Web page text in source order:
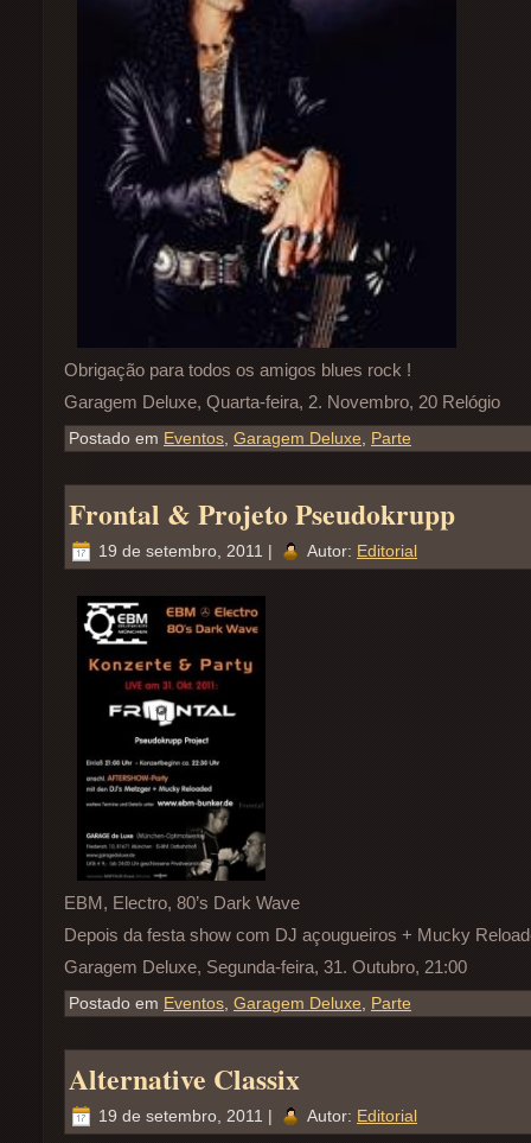
Obrigação para todos os amigos blues rock !
Garagem Deluxe, Quarta-feira, 2. Novembro, 20 Relógio
Postado em Eventos Garagem Deluxe Parte
Frontal & Projeto Pseudokrupp
19 de setembro, 2011 | Autor: Editorial
EBM, Electro, 80’s Dark Wave
Depois da festa show com DJ açougueiros + Mucky
Garagem Deluxe, Segunda-feira, 31. Outubro, 21:00
Postado em Eventos Garagem Deluxe Parte
Alternative Classix
19 de setembro, 2011 | Autor: Editorial